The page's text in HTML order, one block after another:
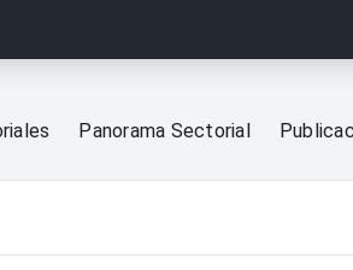
Panorama Sectorial